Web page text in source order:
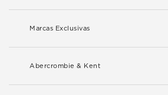
Marcas Exclusivas
Abercrombie & Kent